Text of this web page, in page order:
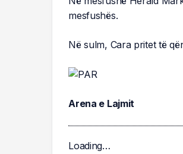
mesfushës.
Në sulm, Cara pritet të
Arena e Lajmit
Loading…